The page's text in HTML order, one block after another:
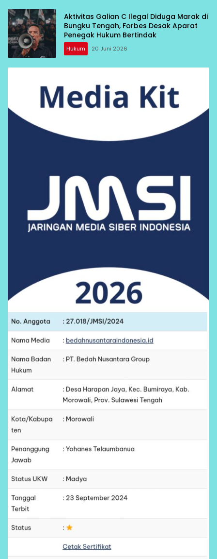
Aktivitas Galian C Ilegal Diduga Marak di
Bungku Tengah, Forbes Desak Aparat
Penegak Hukum Bertindak
Hukum 20 Juni 2026